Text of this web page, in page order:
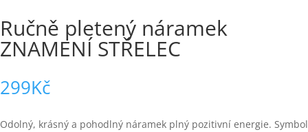
Ručně pletený náramek
ZNAMENÍ STŘELEC
299Kč
Odolný, krásný a pohodlný náramek plný pozitivní energie. Symbol